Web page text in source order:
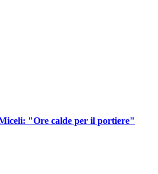
"Ore calde per il portiere"